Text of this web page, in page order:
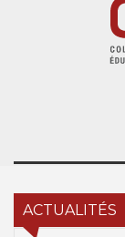
ACTUALITÉS